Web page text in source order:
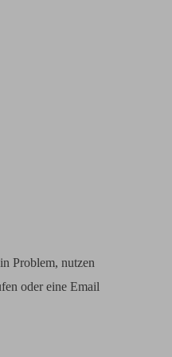
Problem, nutzen
oder eine Email